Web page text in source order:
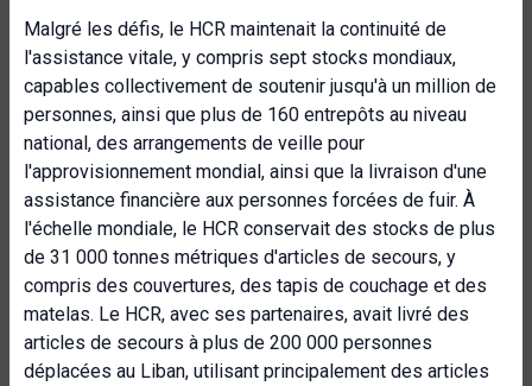
Malgré les défis, le HCR maintenait la continuité de
l'assistance vitale, y compris sept stocks mondiaux,
capables collectivement de soutenir jusqu'à un million de
personnes, ainsi que plus de 160 entrepôts au niveau
national, des arrangements de veille pour
l'approvisionnement mondial, ainsi que la livraison d'une
assistance financière aux personnes forcées de fuir. À
l'échelle mondiale, le HCR conservait des stocks de plus
de 31 000 tonnes métriques d'articles de secours, y
compris des couvertures, des tapis de couchage et des
matelas. Le HCR, avec ses partenaires, avait livré des
articles de secours à plus de 200 000 personnes
déplacées au Liban, utilisant principalement des articles